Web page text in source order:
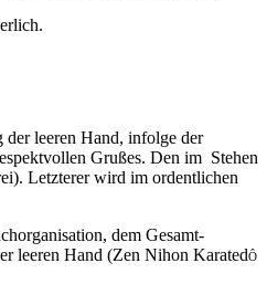
der leeren Hand, infolge der
Grußes. Den im Stehen
Letzterer wird im ordentlichen
dem Gesamt-
leeren Hand (Zen Nihon KaratedÔ